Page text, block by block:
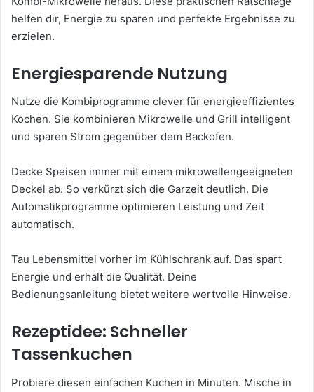
helfen dir, Energie zu sparen und perfekte Ergebnisse zu
erzielen.
Energiesparende Nutzung
Nutze die Kombiprogramme clever für energieeffizientes
Kochen. Sie kombinieren Mikrowelle und Grill intelligent
und sparen Strom gegenüber dem Backofen.
Decke Speisen immer mit einem mikrowellengeeigneten
Deckel ab. So verkürzt sich die Garzeit deutlich. Die
Automatikprogramme optimieren Leistung und Zeit
automatisch.
Tau Lebensmittel vorher im Kühlschrank auf. Das spart
Energie und erhält die Qualität. Deine
Bedienungsanleitung bietet weitere wertvolle Hinweise.
Rezeptidee: Schneller
Tassenkuchen
Probiere diesen einfachen Kuchen in Minuten. Mische in